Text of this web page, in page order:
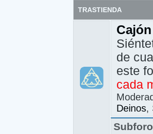
TRASTIENDA
de
este
cada
Deinos,